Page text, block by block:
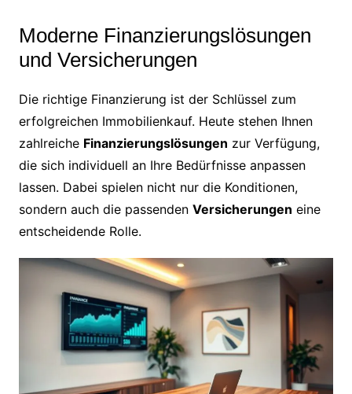
Moderne Finanzierungslösungen
und Versicherungen
Die richtige Finanzierung ist der Schlüssel zum
erfolgreichen Immobilienkauf. Heute stehen Ihnen
zahlreiche Finanzierungslösungen zur Verfügung,
die sich individuell an Ihre Bedürfnisse anpassen
lassen. Dabei spielen nicht nur die Konditionen,
sondern auch die passenden Versicherungen eine
entscheidende Rolle.